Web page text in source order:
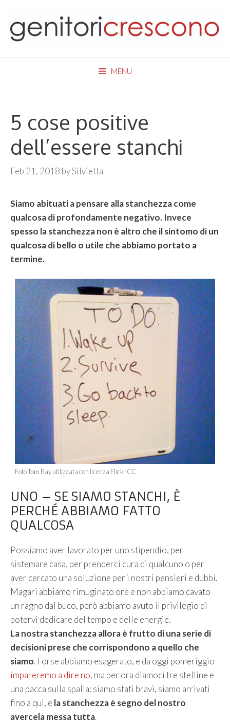
content
MENU
5 cose positive
dell’essere stanchi
Feb 21, 2018 bySilvietta
Siamo abituati a pensare alla stanchezza come
qualcosa di profondamente negativo. Invece
spesso la stanchezza non è altro che il sintomo di un
qualcosa di bello o utile che abbiamo portato a
termine.
Foto Tom Ray utilizzata con licenza Flickr CC
UNO – SE SIAMO STANCHI, È
PERCHÉ ABBIAMO FATTO
QUALCOSA
Possiamo aver lavorato per uno stipendio, per
sistemare casa, per prenderci cura di qualcuno o per
aver cercato una soluzione per i nostri pensieri e dubbi.
Magari abbiamo rimuginato ore e non abbiamo cavato
un ragno dal buco, però abbiamo avuto il privilegio di
potervi dedicare del tempo e delle energie.
La nostra stanchezza allora è frutto di una serie di
decisioni prese che corrispondono a quello che
siamo. Forse abbiamo esagerato, e da oggi pomeriggio
impareremo a dire no, ma per ora diamoci tre stelline e
una pacca sulla spalla: siamo stati bravi, siamo arrivati
fino a qui, e la stanchezza è segno del nostro
avercela messa tutta.